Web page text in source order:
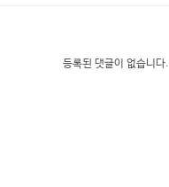
등록된 댓글이 없습니다.